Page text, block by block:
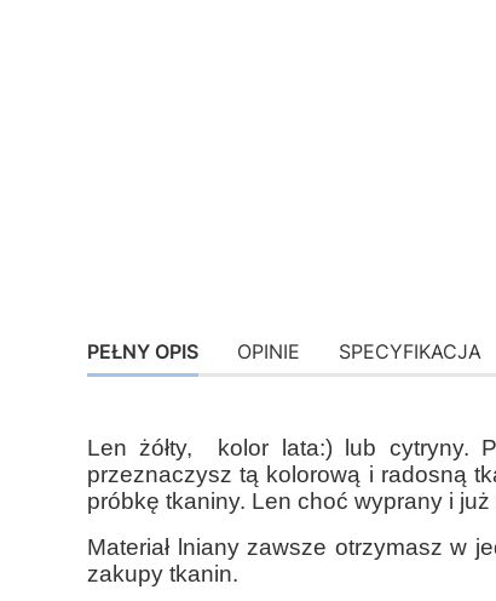
PEŁNY OPIS OPINIE SPECYFIKACJA
Len żółty, kolor lata:) lub cytryny.
przeznaczysz tą kolorową i radosną
próbkę tkaniny. Len choć wyprany i
Materiał lniany zawsze otrzymasz w
zakupy tkanin.